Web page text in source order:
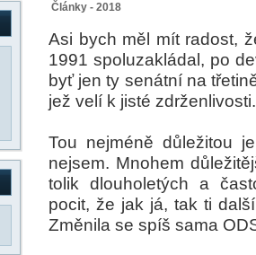
Články - 2018
Asi bych měl mít radost,
1991 spoluzakládal, po
byť jen ty senátní na
jež velí k jisté zdrženlivosti.
Tou nejméně důležitou
nejsem. Mnohem
tolik dlouholetých a
pocit, že jak já, tak ti
Změnila se spíš sama